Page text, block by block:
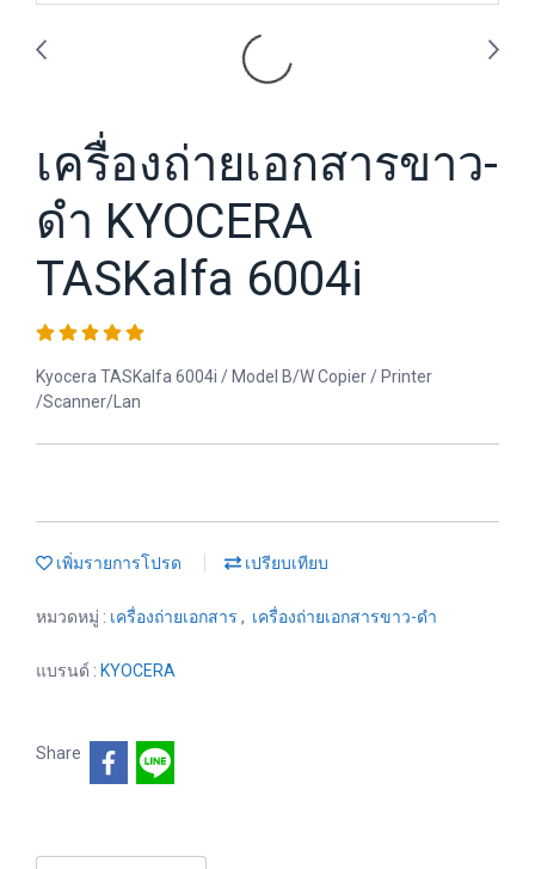
เครื่องถ่ายเอกสารขาว-
ดำ KYOCERA
TASKalfa 6004i
Kyocera TASKalfa 6004i / Model B/W Copier / Printer
/Scanner/Lan
เพิ่มรายการโปรด เปรียบเทียบ
หมวดหมู่ : เครื่องถ่ายเอกสาร , เครื่องถ่ายเอกสารขาว-ดำ
แบรนด์ : KYOCERA
Share